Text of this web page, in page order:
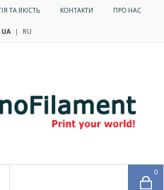
ТА ЯКІСТЬ КОНТАКТИ ПРО НАС
UA | RU
0